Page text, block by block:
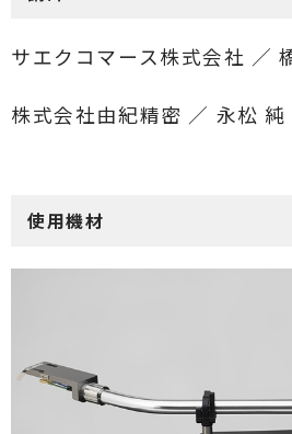
サエクコマース株式会社 ／
株式会社由紀精密 ／ 永松 純
使用機材